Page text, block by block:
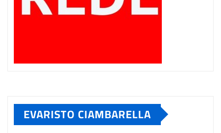
EVARISTO CIAMBARELLA